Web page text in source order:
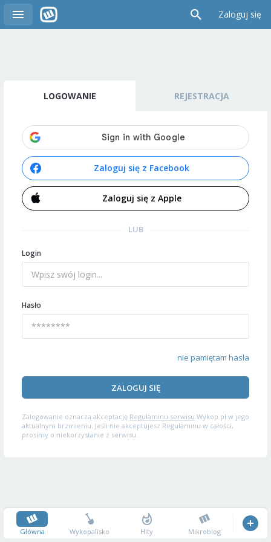
Zaloguj się
LOGOWANIE REJESTRACJA
Zaloguj się z Facebook
Zaloguj się z Apple
LUB
Login
Hasło
nie pamiętam hasła
ZALOGUJ SIĘ
Zalogowanie oznacza akceptację Regulaminu serwisu Wykop.pl w jego
aktualnym brzmieniu. Jeśli nie akceptujesz Regulaminu w całości,
prosimy o niekorzystanie z serwisu.
Główna Wykopalisko Hity Mikroblog